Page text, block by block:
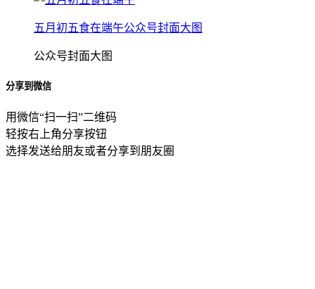
五月初五食在端午公众号封面大图
公众号封面大图
分享到微信
用微信“扫一扫”二维码
轻按右上角分享按钮
选择发送给朋友或者分享到朋友圈